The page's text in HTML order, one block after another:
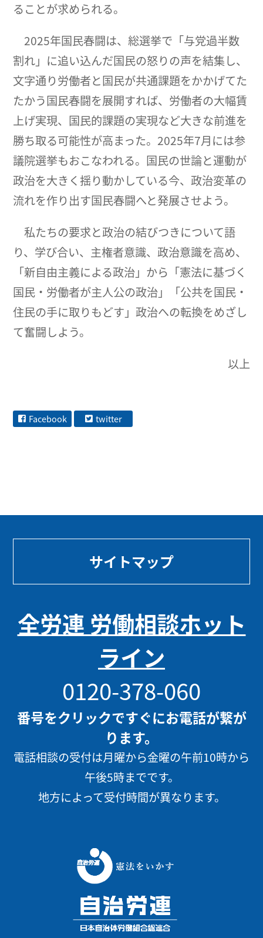
ることが求められる。
2025年国民春闘は、総選挙で「与党過半数
割れ」に追い込んだ国民の怒りの声を結集し、
文字通り労働者と国民が共通課題をかかげてた
たかう国民春闘を展開すれば、労働者の大幅賃
上げ実現、国民的課題の実現など大きな前進を
勝ち取る可能性が高まった。2025年7月には参
議院選挙もおこなわれる。国民の世論と運動が
政治を大きく揺り動かしている今、政治変革の
流れを作り出す国民春闘へと発展させよう。
私たちの要求と政治の結びつきについて語
り、学び合い、主権者意識、政治意識を高め、
「新自由主義による政治」から「憲法に基づく
国民・労働者が主人公の政治」「公共を国民・
住民の手に取りもどす」政治への転換をめざし
て奮闘しよう。
以上
Facebook twitter
サイトマップ
全労連 労働相談ホット
ライン
0120-378-060
番号をクリックですぐにお電話が繋が
ります。
電話相談の受付は月曜から金曜の午前10時から
午後5時までです。
地方によって受付時間が異なります。